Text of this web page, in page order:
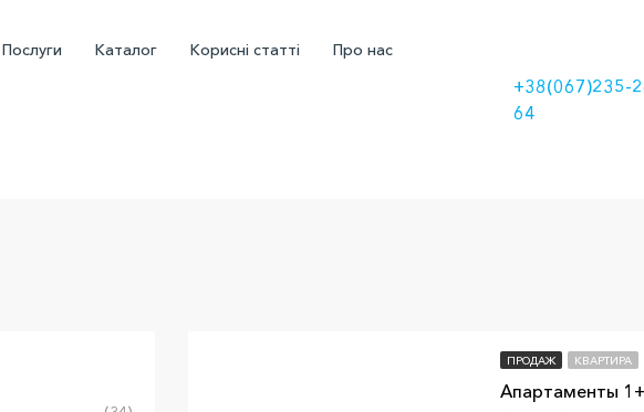
Послуги Каталог Корисні статті Про нас
+38(067)235-
64
ПРОДАЖ КВАРТИРА
Апартаменты